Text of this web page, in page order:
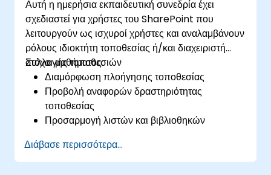
Αυτή η ημερήσια εκπαιδευτική συνεδρία έχει
σχεδιαστεί για χρήστες του SharePoint που
λειτουργούν ως ισχυροί χρήστες και αναλαμβάνουν
ρόλους ιδιοκτήτη τοποθεσίας ή/και διαχειριστή
συλλογής τοποθεσιών
Στόχοι μαθήματος:
Διαμόρφωση πλοήγησης τοποθεσίας
Προβολή αναφορών δραστηριότητας
τοποθεσίας
Προσαρμογή λιστών και βιβλιοθηκών
Περιεχομένου Τοποθεσίας
Ρύθμιση λειτουργιών Check-out/in,
Διάβασε περισσότερα...